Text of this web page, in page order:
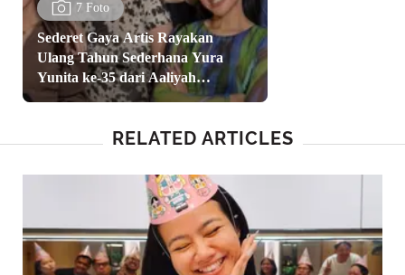
7 Foto
Sederet Gaya Artis Rayakan
Ulang Tahun Sederhana Yura
Yunita ke-35 dari Aaliyah
Massaid, Luna Maya, Hingga Yuki
RELATED ARTICLES